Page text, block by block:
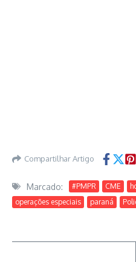
Compartilhar Artigo
Marcado: #PMPR CME
operações especiais
paraná